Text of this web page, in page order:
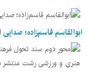
ابوالقاسم قاسم‌زاده؛ صدایی